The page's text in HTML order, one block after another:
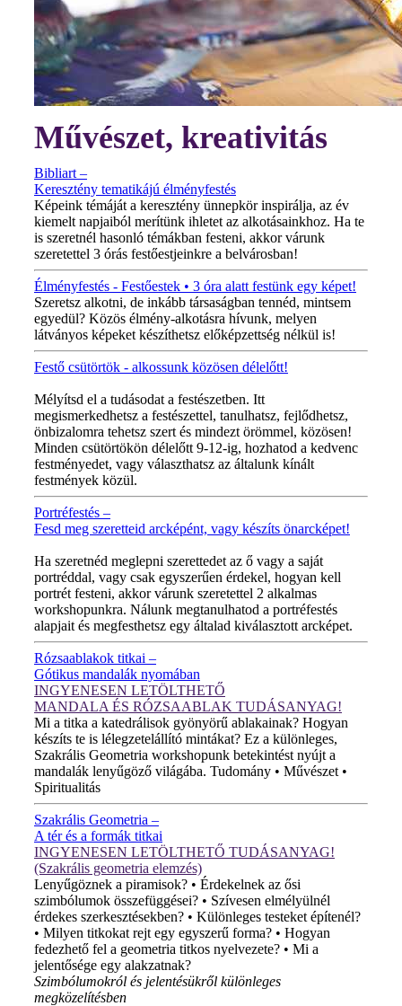
Művészet, kreativitás
Bibliart –
Keresztény tematikájú élményfestés
Képeink témáját a keresztény ünnepkör inspirálja, az év
kiemelt napjaiból merítünk ihletet az alkotásainkhoz. Ha te
is szeretnél hasonló témákban festeni, akkor várunk
szeretettel 3 órás festőestjeinkre a belvárosban!
Élményfestés - Festőestek • 3 óra alatt festünk egy képet!
Szeretsz alkotni, de inkább társaságban tennéd, mintsem
egyedül? Közös élmény-alkotásra hívunk, melyen
látványos képeket készíthetsz előképzettség nélkül is!
Festő csütörtök - alkossunk közösen délelőtt!
Mélyítsd el a tudásodat a festészetben. Itt
megismerkedhetsz a festészettel, tanulhatsz, fejlődhetsz,
önbizalomra tehetsz szert és mindezt örömmel, közösen!
Minden csütörtökön délelőtt 9-12-ig, hozhatod a kedvenc
festményedet, vagy választhatsz az általunk kínált
festmények közül.
Portréfestés –
Fesd meg szeretteid arcképént, vagy készíts önarcképet!
Ha szeretnéd meglepni szerettedet az ő vagy a saját
portréddal, vagy csak egyszerűen érdekel, hogyan kell
portrét festeni, akkor várunk szeretettel 2 alkalmas
workshopunkra. Nálunk megtanulhatod a portréfestés
alapjait és megfesthetsz egy általad kiválasztott arcképet.
Rózsaablakok titkai –
Gótikus mandalák nyomában
INGYENESEN LETÖLTHETŐ
MANDALA ÉS RÓZSAABLAK TUDÁSANYAG!
Mi a titka a katedrálisok gyönyörű ablakainak? Hogyan
készíts te is lélegzetelállító mintákat? Ez a különleges,
Szakrális Geometria workshopunk betekintést nyújt a
mandalák lenyűgöző világába. Tudomány • Művészet •
Spiritualitás
Szakrális Geometria –
A tér és a formák titkai
INGYENESEN LETÖLTHETŐ TUDÁSANYAG!
(Szakrális geometria elemzés)
Lenyűgöznek a piramisok? • Érdekelnek az ősi
szimbólumok összefüggései? • Szívesen elmélyülnél
érdekes szerkesztésekben? • Különleges testeket építenél?
• Milyen titkokat rejt egy egyszerű forma? • Hogyan
fedezhető fel a geometria titkos nyelvezete? • Mi a
jelentősége egy alakzatnak?
Szimbólumokról és jelentésükről különleges
megközelítésben